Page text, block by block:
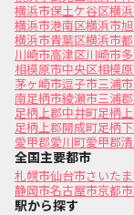
横浜市保土ケ谷区横
横浜市港南区横浜市
横浜市青葉区横浜市
川崎市高津区川崎市
相模原市中央区相模
茅ヶ崎市逗子市三浦市
南足柄市綾瀬市三浦
足柄上郡中井町足柄
足柄上郡開成町足柄
愛甲郡愛川町愛甲郡
全国主要都市
札幌市仙台市さいた
静岡市名古屋市京都市
駅から探す